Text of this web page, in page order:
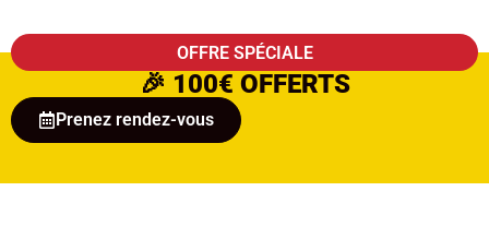
OFFRE SPÉCIALE
🎉 100€ OFFERTS
Prenez rendez-vous